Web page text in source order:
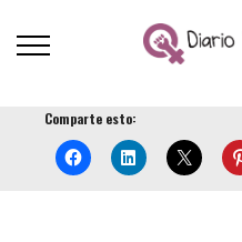
Comparte esto: